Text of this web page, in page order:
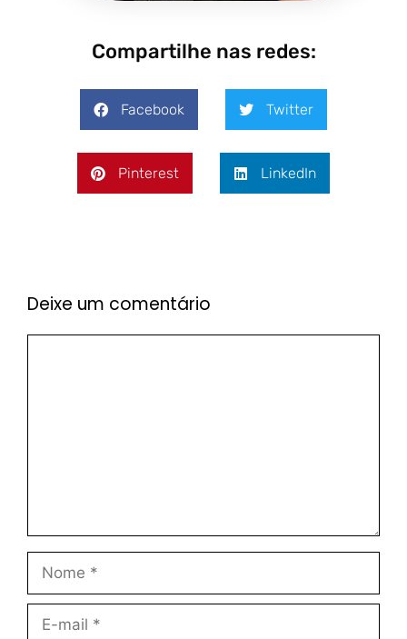
Compartilhe nas redes:
Facebook Twitter
Pinterest LinkedIn
Deixe um comentário